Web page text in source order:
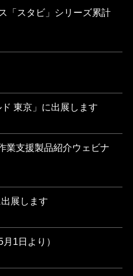
「スタビ」シリーズ累計
東京」に出展します
業支援製品紹介ウェビナ
展します
1日より）